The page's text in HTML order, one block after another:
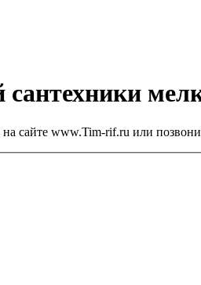
сантехники
сайте www.Tim-rif.ru или